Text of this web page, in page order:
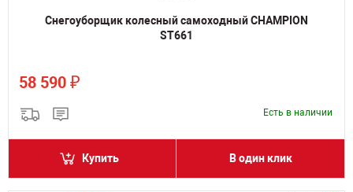
Снегоуборщик колесный самоходный CHAMPION
ST661
58 590 ₽
Есть в наличии
Купить В один клик